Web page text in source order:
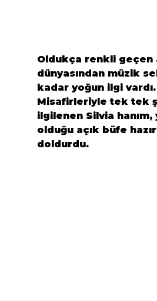
Oldukça renkli geçen
dünyasından müzik
kadar yoğun ilgi vardı.
Misafirleriyle tek tek ş
ilgilenen Silvia hanım,
olduğu açık büfe hazı
doldurdu.